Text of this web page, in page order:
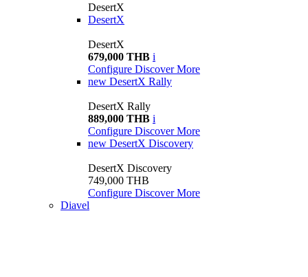
DesertX
DesertX
DesertX
679,000 THB i
Configure Discover More
new DesertX Rally
DesertX Rally
889,000 THB i
Configure Discover More
new DesertX Discovery
DesertX Discovery
749,000 THB
Configure Discover More
Diavel